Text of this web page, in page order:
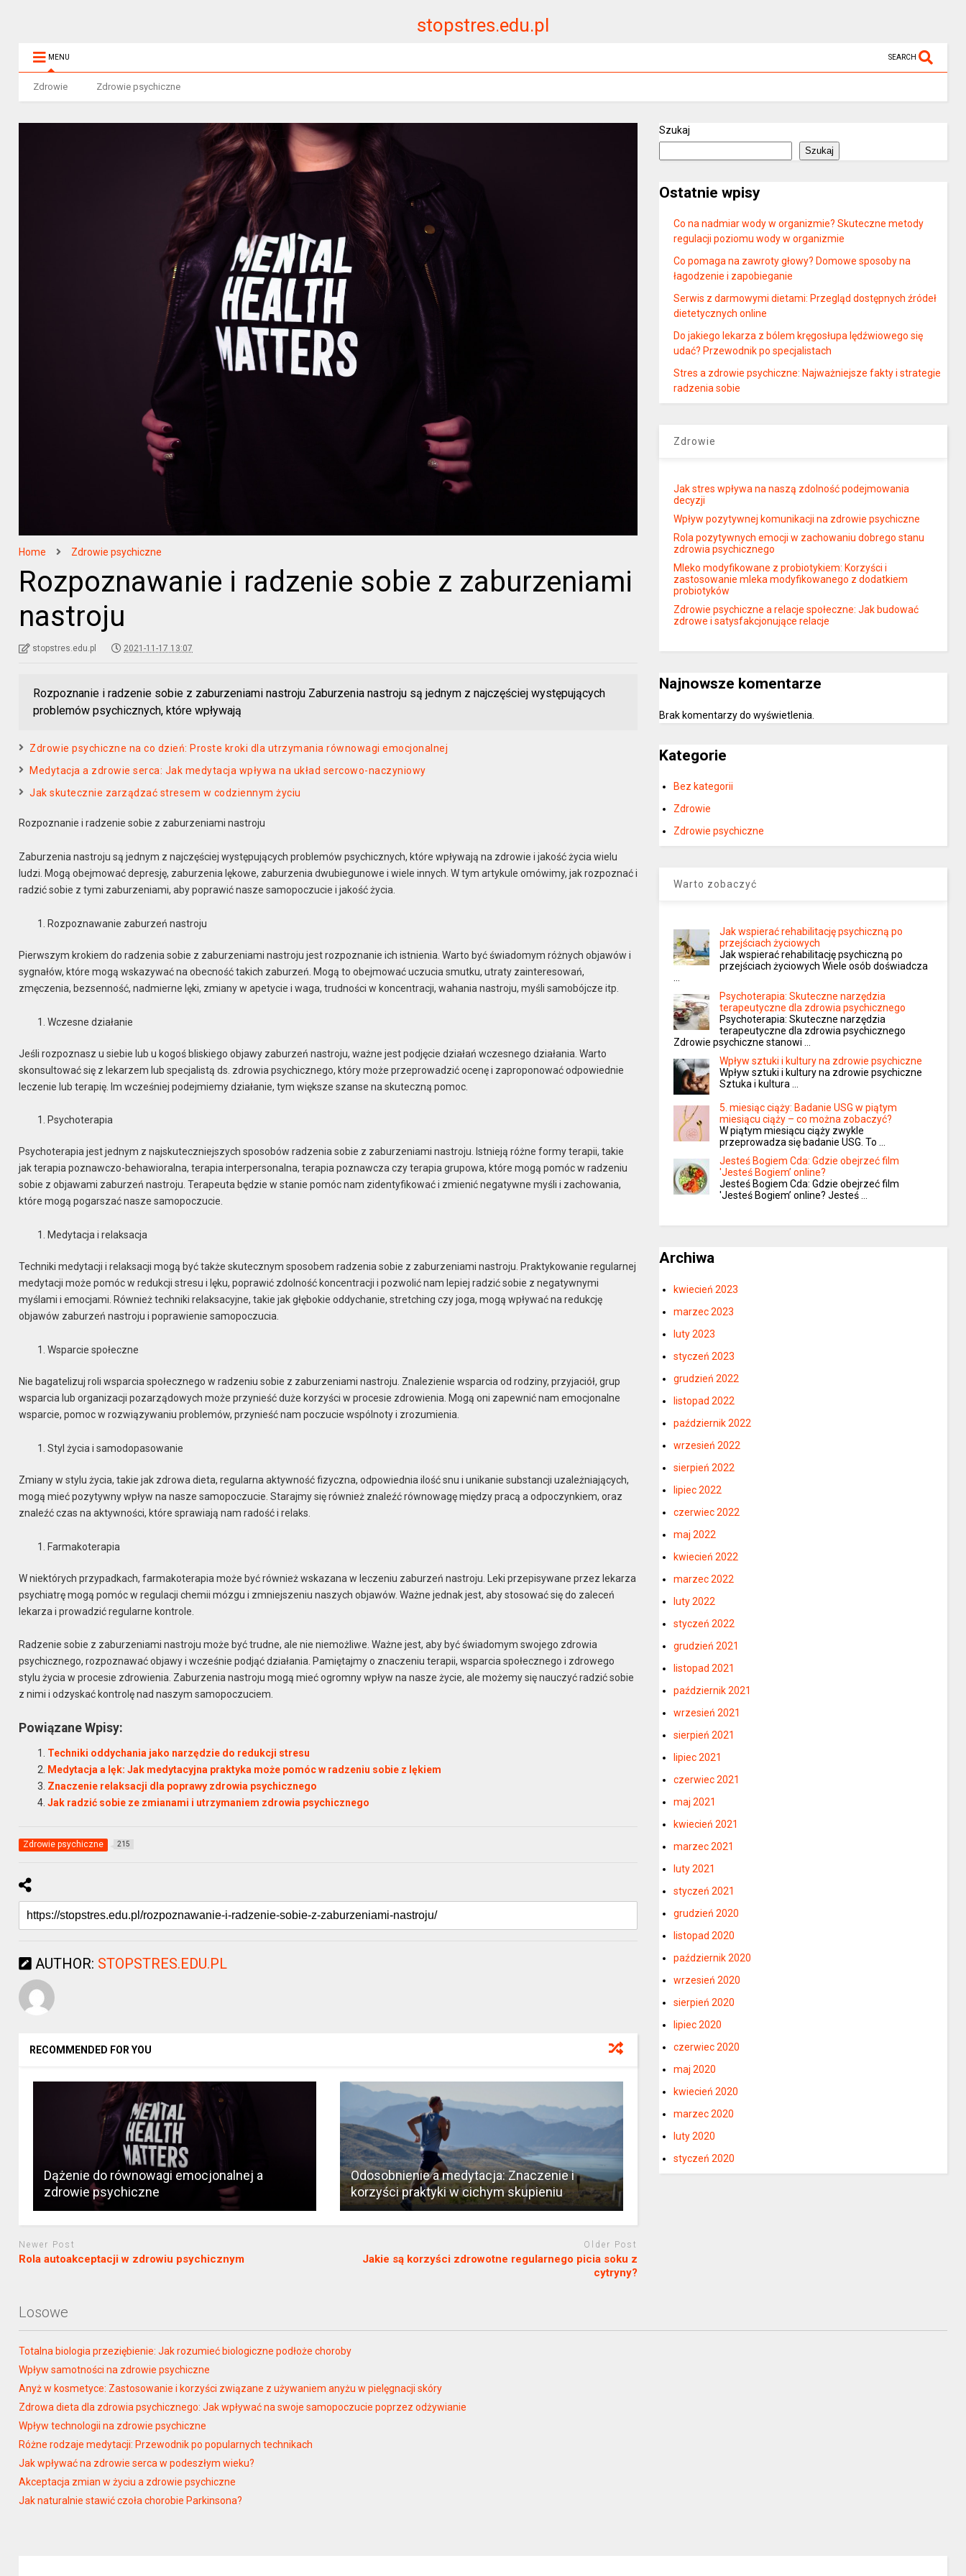
stopstres.edu.pl
MENU SEARCH
Zdrowie Zdrowie psychiczne
Home Zdrowie psychiczne
Rozpoznawanie i radzenie sobie z zaburzeniami
nastroju
stopstres.edu.pl 2021-11-17 13:07
Rozpoznanie i radzenie sobie z zaburzeniami nastroju Zaburzenia nastroju są jednym z najczęściej występujących
problemów psychicznych, które wpływają
Zdrowie psychiczne na co dzień: Proste kroki dla utrzymania równowagi emocjonalnej
Medytacja a zdrowie serca: Jak medytacja wpływa na układ sercowo-naczyniowy
Jak skutecznie zarządzać stresem w codziennym życiu
Rozpoznanie i radzenie sobie z zaburzeniami nastroju
Zaburzenia nastroju są jednym z najczęściej występujących problemów psychicznych, które wpływają na zdrowie i jakość życia wielu
ludzi. Mogą obejmować depresję, zaburzenia lękowe, zaburzenia dwubiegunowe i wiele innych. W tym artykule omówimy, jak rozpoznać i
radzić sobie z tymi zaburzeniami, aby poprawić nasze samopoczucie i jakość życia.
Rozpoznawanie zaburzeń nastroju
Pierwszym krokiem do radzenia sobie z zaburzeniami nastroju jest rozpoznanie ich istnienia. Warto być świadomym różnych objawów i
sygnałów, które mogą wskazywać na obecność takich zaburzeń. Mogą to obejmować uczucia smutku, utraty zainteresowań,
zmęczenia, bezsenność, nadmierne lęki, zmiany w apetycie i waga, trudności w koncentracji, wahania nastroju, myśli samobójcze itp.
Wczesne działanie
Jeśli rozpoznasz u siebie lub u kogoś bliskiego objawy zaburzeń nastroju, ważne jest podjęcie działań wczesnego działania. Warto
skonsultować się z lekarzem lub specjalistą ds. zdrowia psychicznego, który może przeprowadzić ocenę i zaproponować odpowiednie
leczenie lub terapię. Im wcześniej podejmiemy działanie, tym większe szanse na skuteczną pomoc.
Psychoterapia
Psychoterapia jest jednym z najskuteczniejszych sposobów radzenia sobie z zaburzeniami nastroju. Istnieją różne formy terapii, takie
jak terapia poznawczo-behawioralna, terapia interpersonalna, terapia poznawcza czy terapia grupowa, które mogą pomóc w radzeniu
sobie z objawami zaburzeń nastroju. Terapeuta będzie w stanie pomóc nam zidentyfikować i zmienić negatywne myśli i zachowania,
które mogą pogarszać nasze samopoczucie.
Medytacja i relaksacja
Techniki medytacji i relaksacji mogą być także skutecznym sposobem radzenia sobie z zaburzeniami nastroju. Praktykowanie regularnej
medytacji może pomóc w redukcji stresu i lęku, poprawić zdolność koncentracji i pozwolić nam lepiej radzić sobie z negatywnymi
myślami i emocjami. Również techniki relaksacyjne, takie jak głębokie oddychanie, stretching czy joga, mogą wpływać na redukcję
objawów zaburzeń nastroju i poprawienie samopoczucia.
Wsparcie społeczne
Nie bagatelizuj roli wsparcia społecznego w radzeniu sobie z zaburzeniami nastroju. Znalezienie wsparcia od rodziny, przyjaciół, grup
wsparcia lub organizacji pozarządowych może przynieść duże korzyści w procesie zdrowienia. Mogą oni zapewnić nam emocjonalne
wsparcie, pomoc w rozwiązywaniu problemów, przynieść nam poczucie wspólnoty i zrozumienia.
Styl życia i samodopasowanie
Zmiany w stylu życia, takie jak zdrowa dieta, regularna aktywność fizyczna, odpowiednia ilość snu i unikanie substancji uzależniających,
mogą mieć pozytywny wpływ na nasze samopoczucie. Starajmy się również znaleźć równowagę między pracą a odpoczynkiem, oraz
znaleźć czas na aktywności, które sprawiają nam radość i relaks.
Farmakoterapia
W niektórych przypadkach, farmakoterapia może być również wskazana w leczeniu zaburzeń nastroju. Leki przepisywane przez lekarza
psychiatrę mogą pomóc w regulacji chemii mózgu i zmniejszeniu naszych objawów. Ważne jednak jest, aby stosować się do zaleceń
lekarza i prowadzić regularne kontrole.
Radzenie sobie z zaburzeniami nastroju może być trudne, ale nie niemożliwe. Ważne jest, aby być świadomym swojego zdrowia
psychicznego, rozpoznawać objawy i wcześnie podjąć działania. Pamiętajmy o znaczeniu terapii, wsparcia społecznego i zdrowego
stylu życia w procesie zdrowienia. Zaburzenia nastroju mogą mieć ogromny wpływ na nasze życie, ale możemy się nauczyć radzić sobie
z nimi i odzyskać kontrolę nad naszym samopoczuciem.
Powiązane Wpisy:
Techniki oddychania jako narzędzie do redukcji stresu
Medytacja a lęk: Jak medytacyjna praktyka może pomóc w radzeniu sobie z lękiem
Znaczenie relaksacji dla poprawy zdrowia psychicznego
Jak radzić sobie ze zmianami i utrzymaniem zdrowia psychicznego
Zdrowie psychiczne 215
AUTHOR: STOPSTRES.EDU.PL
RECOMMENDED FOR YOU
Dążenie do równowagi emocjonalnej a
zdrowie psychiczne
Odosobnienie a medytacja: Znaczenie i
korzyści praktyki w cichym skupieniu
Newer Post
Rola autoakceptacji w zdrowiu psychicznym
Older Post
Jakie są korzyści zdrowotne regularnego picia soku z
cytryny?
Szukaj
Szukaj
Ostatnie wpisy
Co na nadmiar wody w organizmie? Skuteczne metody
regulacji poziomu wody w organizmie
Co pomaga na zawroty głowy? Domowe sposoby na
łagodzenie i zapobieganie
Serwis z darmowymi dietami: Przegląd dostępnych źródeł
dietetycznych online
Do jakiego lekarza z bólem kręgosłupa lędźwiowego się
udać? Przewodnik po specjalistach
Stres a zdrowie psychiczne: Najważniejsze fakty i strategie
radzenia sobie
Zdrowie
Jak stres wpływa na naszą zdolność podejmowania
decyzji
Wpływ pozytywnej komunikacji na zdrowie psychiczne
Rola pozytywnych emocji w zachowaniu dobrego stanu
zdrowia psychicznego
Mleko modyfikowane z probiotykiem: Korzyści i
zastosowanie mleka modyfikowanego z dodatkiem
probiotyków
Zdrowie psychiczne a relacje społeczne: Jak budować
zdrowe i satysfakcjonujące relacje
Najnowsze komentarze
Brak komentarzy do wyświetlenia.
Kategorie
Bez kategorii
Zdrowie
Zdrowie psychiczne
Warto zobaczyć
Jak wspierać rehabilitację psychiczną po
przejściach życiowych
Jak wspierać rehabilitację psychiczną po
przejściach życiowych Wiele osób doświadcza
…
Psychoterapia: Skuteczne narzędzia
terapeutyczne dla zdrowia psychicznego
Psychoterapia: Skuteczne narzędzia
terapeutyczne dla zdrowia psychicznego
Zdrowie psychiczne stanowi …
Wpływ sztuki i kultury na zdrowie psychiczne
Wpływ sztuki i kultury na zdrowie psychiczne
Sztuka i kultura …
5. miesiąc ciąży: Badanie USG w piątym
miesiącu ciąży – co można zobaczyć?
W piątym miesiącu ciąży zwykle
przeprowadza się badanie USG. To …
Jesteś Bogiem Cda: Gdzie obejrzeć film
'Jesteś Bogiem’ online?
Jesteś Bogiem Cda: Gdzie obejrzeć film
'Jesteś Bogiem’ online? Jesteś …
Archiwa
kwiecień 2023
marzec 2023
luty 2023
styczeń 2023
grudzień 2022
listopad 2022
październik 2022
wrzesień 2022
sierpień 2022
lipiec 2022
czerwiec 2022
maj 2022
kwiecień 2022
marzec 2022
luty 2022
styczeń 2022
grudzień 2021
listopad 2021
październik 2021
wrzesień 2021
sierpień 2021
lipiec 2021
czerwiec 2021
maj 2021
kwiecień 2021
marzec 2021
luty 2021
styczeń 2021
grudzień 2020
listopad 2020
październik 2020
wrzesień 2020
sierpień 2020
lipiec 2020
czerwiec 2020
maj 2020
kwiecień 2020
marzec 2020
luty 2020
styczeń 2020
Losowe
Totalna biologia przeziębienie: Jak rozumieć biologiczne podłoże choroby
Wpływ samotności na zdrowie psychiczne
Anyż w kosmetyce: Zastosowanie i korzyści związane z używaniem anyżu w pielęgnacji skóry
Zdrowa dieta dla zdrowia psychicznego: Jak wpływać na swoje samopoczucie poprzez odżywianie
Wpływ technologii na zdrowie psychiczne
Różne rodzaje medytacji: Przewodnik po popularnych technikach
Jak wpływać na zdrowie serca w podeszłym wieku?
Akceptacja zmian w życiu a zdrowie psychiczne
Jak naturalnie stawić czoła chorobie Parkinsona?